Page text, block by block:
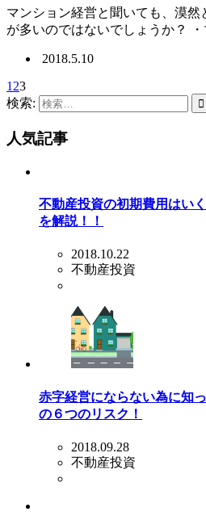
マンション経営と聞いても、漠
が多いのではないでしょうか？
2018.5.10
123
検索:
人気記事
不動産投資の初期費用はい
を解説！！
2018.10.22
不動産投資
赤字経営にならない為に知
の６つのリスク！
2018.09.28
不動産投資